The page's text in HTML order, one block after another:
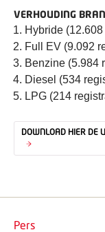
VERHOUDING
Hybride
Full EV (9.092
Benzine (5.984
Diesel (534
LPG (214
DOWNLOAD HIER DE
Pers